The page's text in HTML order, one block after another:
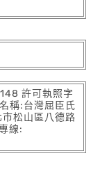
許可執照字
稱:台灣屈臣氏
松山區八德路
線: